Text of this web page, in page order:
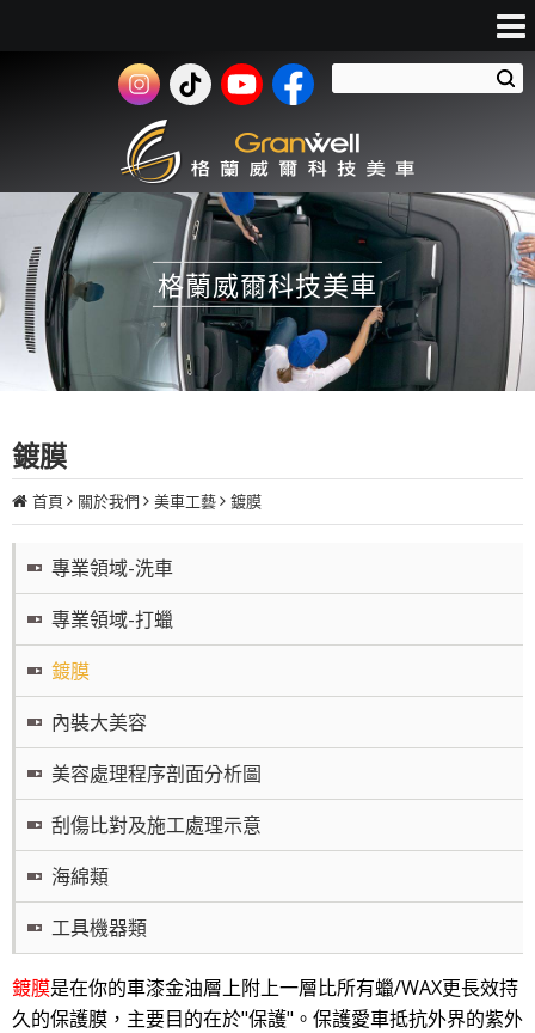
格蘭威爾科技美車
鍍膜
首頁 關於我們 美車工藝 鍍膜
專業領域-洗車
專業領域-打蠟
鍍膜
內裝大美容
美容處理程序剖面分析圖
刮傷比對及施工處理示意
海綿類
工具機器類
鍍膜是在你的車漆金油層上附上一層比所有蠟/WAX更長效持
久的保護膜，主要目的在於"保護"。保護愛車抵抗外界的紫外